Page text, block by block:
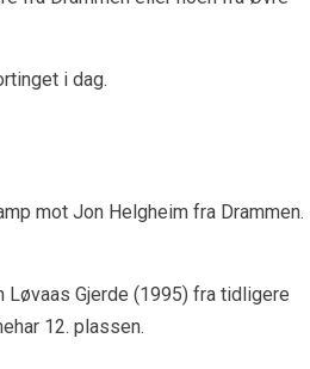
i dag.
mot Jon Helgheim fra Drammen.
Løvaas Gjerde (1995) fra tidligere
12. plassen.